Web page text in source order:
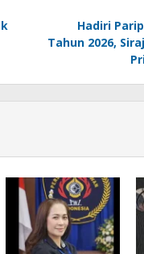
Hadiri
Tahun 2026,